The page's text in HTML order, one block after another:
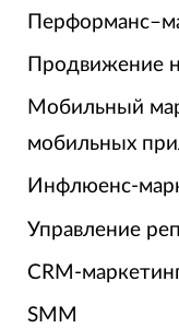
Продвижение
Мобильный
мобильных
Инфлюенс-
Управление
CRM-
SMM